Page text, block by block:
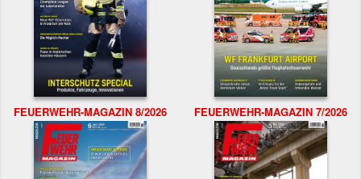
FEUERWEHR-MAGAZIN 8/2026 FEUERWEHR-MAGAZIN 7/2026